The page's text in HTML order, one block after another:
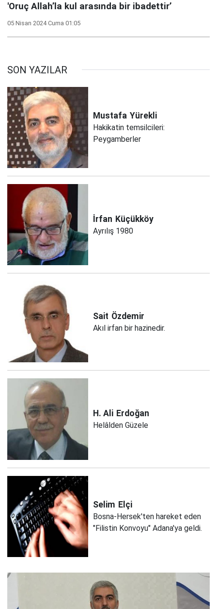
'Oruç Allah’la kul arasında bir ibadettir’
05 Nisan 2024 Cuma 01:05
SON YAZILAR
Mustafa Yürekli
Hakikatin temsilcileri:
Peygamberler
İrfan Küçükköy
Ayrılış 1980
Sait Özdemir
Akıl irfan bir hazinedir.
H. Ali Erdoğan
Helâlden Güzele
Selim Elçi
Bosna-Hersek'ten hareket eden
"Filistin Konvoyu" Adana'ya geldi.